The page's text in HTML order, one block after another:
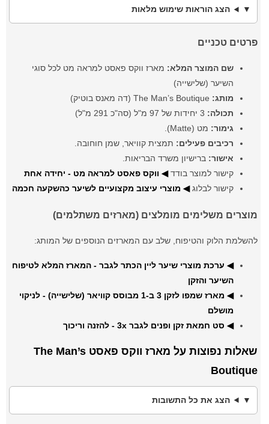
הצג הוראות שימוש מלאות
פרטים טכניים
שם המוצר המלא: מארז ווקס פאסט למראה מט לכל סוגי
השיער (שלישייה)
מותג:
תכולה:
גימור: מט (Matte).
רכיבים פעילים: תמצית קוויאר, שמן חוחובה.
אישור: ברישיון משרד הבריאות.
קישור למוצר בודד◀ ווקס פאסט למראה מט - יחידה אחת
קישור לבלוג◀ מוצרי עיצוב מקצועיים לשיער כהשקעה חכמה
מוצרים משלימים מומלצים (מארזים משתלמים)
להשלמת הלוק והטיפוח, שלב עם המארזים הנוספים של המותג:
◀ ערכת מוצרי שיער ליין הכתר לגבר - המארז המלא לטיפוח
השיער והזקן
◀ מארז שמפו לזקן 3 ב-1 מבוסס קוויאר (שלישייה) - לניקוי
מושלם
◀ סט חמאת זקן ופנים לגבר 3x - להזנה וריכוך
שאלות נפוצות על מארז ווקס פאסט The Man’s
Boutique
הצג את כל התשובות